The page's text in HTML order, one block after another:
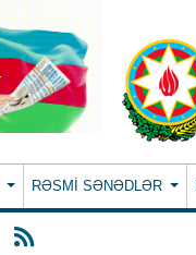
RƏSMI SƏNƏDLƏR